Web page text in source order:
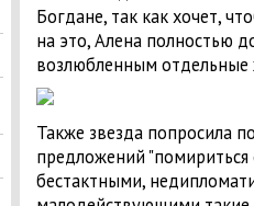
Богдане, так как хочет,
на это, Алена полностью
возлюбленным
Также звезда попросила
предложений
бестактными,